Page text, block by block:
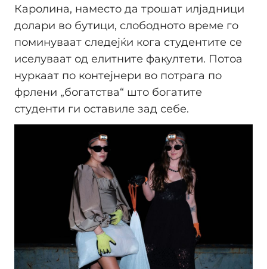
Каролина, наместо да трошат илјадници
долари во бутици, слободното време го
поминуваат следејќи кога студентите се
иселуваат од елитните факултети. Потоа
нуркаат по контејнери во потрага по
фрлени „богатства“ што богатите
студенти ги оставиле зад себе.